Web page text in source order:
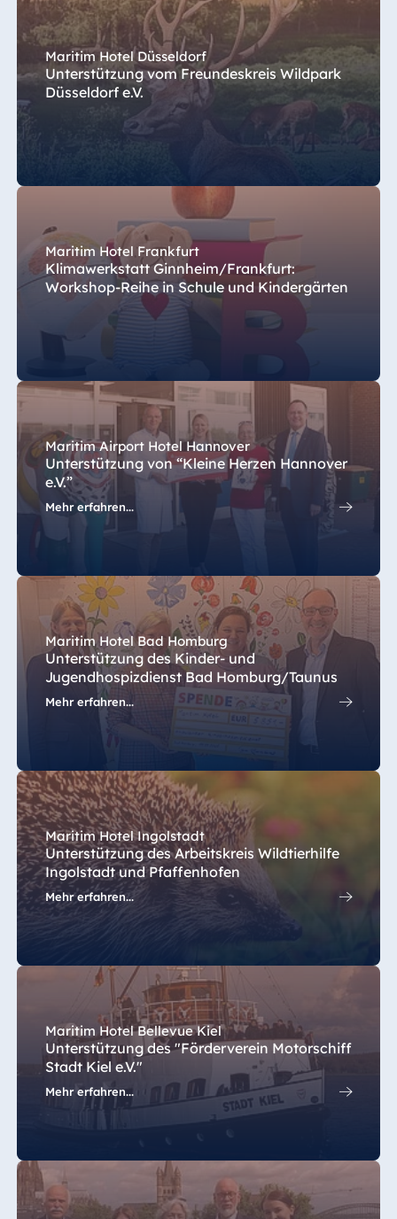
Maritim Hotel Düsseldorf
Unterstützung vom Freundeskreis Wildpark
Düsseldorf e.V.
Maritim Hotel Frankfurt
Klimawerkstatt Ginnheim/Frankfurt:
Workshop-Reihe in Schule und Kindergärten
Maritim Airport Hotel Hannover
Unterstützung von “Kleine Herzen Hannover
e.V.”
Mehr erfahren...
Maritim Hotel Bad Homburg
Unterstützung des Kinder- und
Jugendhospizdienst Bad Homburg/Taunus
Mehr erfahren...
Maritim Hotel Ingolstadt
Unterstützung des Arbeitskreis Wildtierhilfe
Ingolstadt und Pfaffenhofen
Mehr erfahren...
Maritim Hotel Bellevue Kiel
Unterstützung des "Förderverein Motorschiff
Stadt Kiel e.V."
Mehr erfahren...